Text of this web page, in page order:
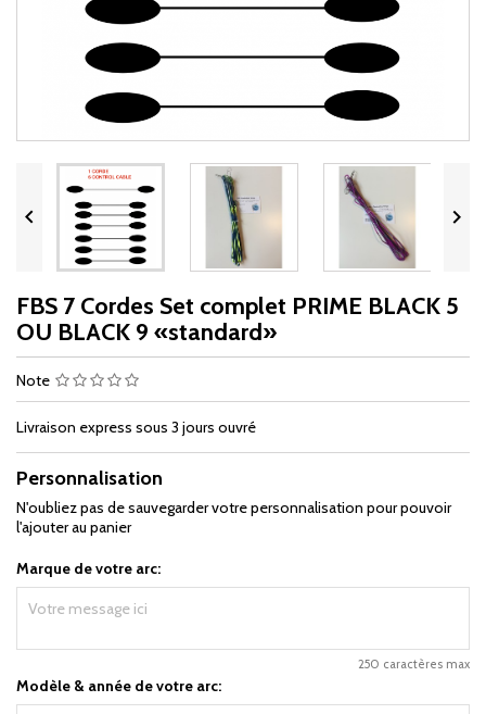
 
FBS 7 Cordes Set complet PRIME BLACK 5
OU BLACK 9 «standard»
Note
Livraison express sous 3 jours ouvré
Personnalisation
N'oubliez pas de sauvegarder votre personnalisation pour pouvoir
l'ajouter au panier
Marque de votre arc:
250 caractères max
Modèle & année de votre arc: